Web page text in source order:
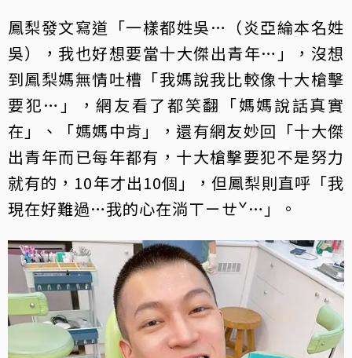
鳳梨發文寫道「一樣都姓吳…（炎亞綸本名姓
吳），我也好想要當十大傑出青年…」，沒想
到鳳梨媽無情吐槽「我媽說我比較像十大槍擊
要犯…」，網友看了都笑翻「媽媽說話真實
在」、「媽媽中肯」，還有網友妙回「十大傑
出青年而已每年都有，十大槍擊要犯不是努力
就有的，10年才出10個」，但鳳梨則直呼「我
現在好難過…我的心在淌ㄒㄧㄝˇ…」。